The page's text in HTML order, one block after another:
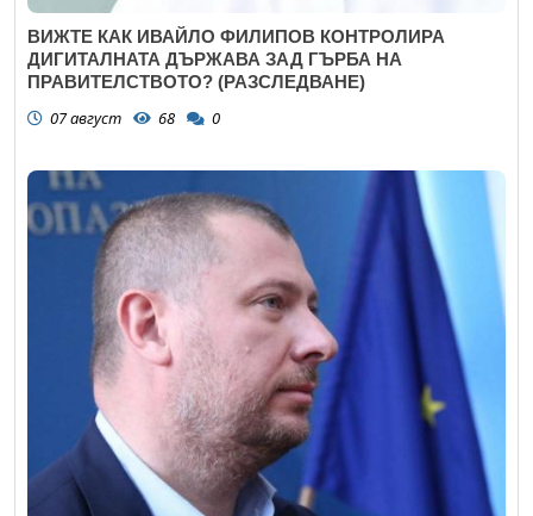
ВИЖТЕ КАК ИВАЙЛО ФИЛИПОВ КОНТРОЛИРА
ДИГИТАЛНАТА ДЪРЖАВА ЗАД ГЪРБА НА
ПРАВИТЕЛСТВОТО? (РАЗСЛЕДВАНЕ)
07 август 68 0